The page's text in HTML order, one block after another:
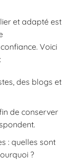
et adapté est
Voici
des blogs et
de conserver
: quelles sont
?